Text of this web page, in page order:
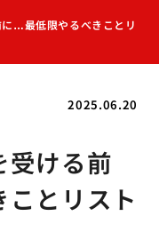
…最低限やるべきことリ
2025.06.20
受ける前
とリスト